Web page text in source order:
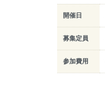
開催日
募集定員
参加費用